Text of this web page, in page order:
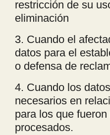
restricción de su
eliminación
3. Cuando el
datos para el
o defensa de
4. Cuando los
necesarios en
para los que
procesados.